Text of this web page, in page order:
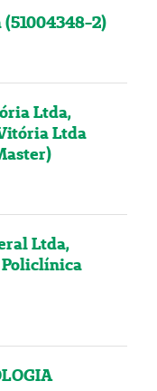
2)
Ltda,
Ltda
Ltda,
Policlínica